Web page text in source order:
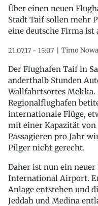
Über einen neuen
Stadt Taif sollen mehr
eine deutsche Firma
21.07.17 - 15:07 Timo
Der Flughafen Taif in
anderthalb Stunden
Wallfahrtsortes Mekka.
Regionalflughafen
internationale Flüge,
mit einer Kapazität
Passagieren pro Jahr
Pilger nicht gerecht.
Daher ist nun ein
International Airport.
Anlage entstehen und
Jeddah und Medina